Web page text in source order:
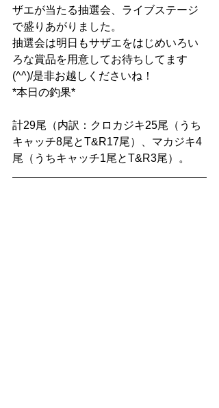
ザエが当たる抽選会、ライブステージ
で盛りあがりました。
抽選会は明日もサザエをはじめいろい
ろな賞品を用意してお待ちしてます
(^^)/是非お越しくださいね！
*本日の釣果*
計29尾（内訳：クロカジキ25尾（うち
キャッチ8尾とT&R17尾）、マカジキ4
尾（うちキャッチ1尾とT&R3尾）。